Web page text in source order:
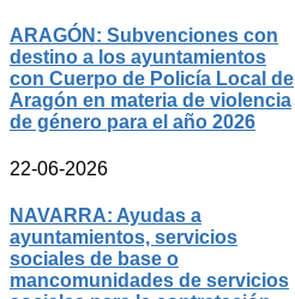
ARAGÓN: Subvenciones con
destino a los ayuntamientos
con Cuerpo de Policía Local de
Aragón en materia de violencia
de género para el año 2026
22-06-2026
NAVARRA: Ayudas a
ayuntamientos, servicios
sociales de base o
mancomunidades de servicios